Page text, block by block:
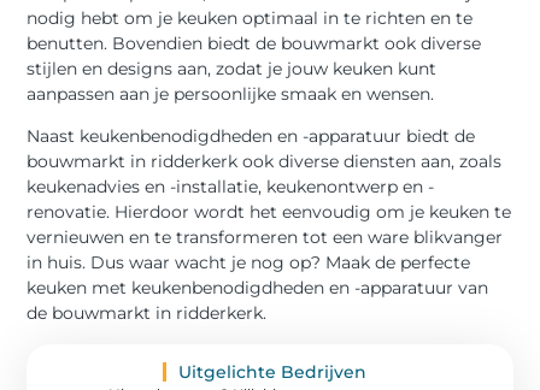
nodig hebt om je keuken optimaal in te richten en te
benutten. Bovendien biedt de bouwmarkt ook diverse
stijlen en designs aan, zodat je jouw keuken kunt
aanpassen aan je persoonlijke smaak en wensen.
Naast keukenbenodigdheden en -apparatuur biedt de
bouwmarkt in ridderkerk ook diverse diensten aan, zoals
keukenadvies en -installatie, keukenontwerp en -
renovatie. Hierdoor wordt het eenvoudig om je keuken te
vernieuwen en te transformeren tot een ware blikvanger
in huis. Dus waar wacht je nog op? Maak de perfecte
keuken met keukenbenodigdheden en -apparatuur van
de bouwmarkt in ridderkerk.
Uitgelichte Bedrijven